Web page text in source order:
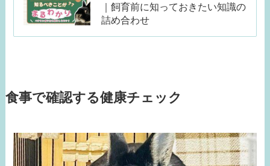
｜飼育前に知っておきたい知識の
詰め合わせ
食事で確認する健康チェック